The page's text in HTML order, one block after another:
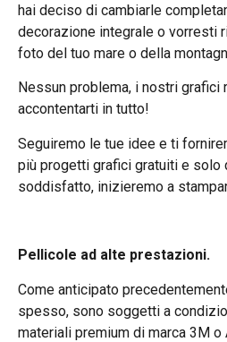
hai deciso di cambiarle
decorazione integrale o vorresti
foto del tuo mare o della
Nessun problema, i nostri grafici
accontentarti in tutto!
Seguiremo le tue idee e ti
più progetti grafici gratuiti e solo
soddisfatto, inizieremo a
Pellicole ad alte prestazioni.
Come anticipato
spesso, sono soggetti a
materiali premium di marca 3M